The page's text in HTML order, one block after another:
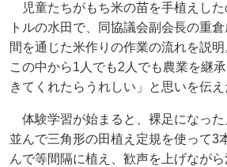
児童たちがもち米の苗を手植えした
トルの水田で、同協議会副会長の重
間を通じた米作りの作業の流れを説
この中から1人でも2人でも農業を継
きてくれたらうれしい」と思いを伝え
体験学習が始まると、裸足になった
並んで三角形の田植え定規を使って3
んで等間隔に植え、歓声を上げなが